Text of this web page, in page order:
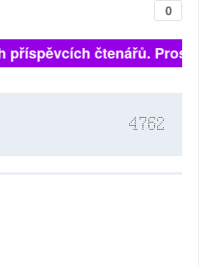
0
čtenářů.
4762